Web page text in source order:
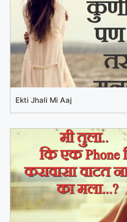
Ekti Jhali Mi Aaj